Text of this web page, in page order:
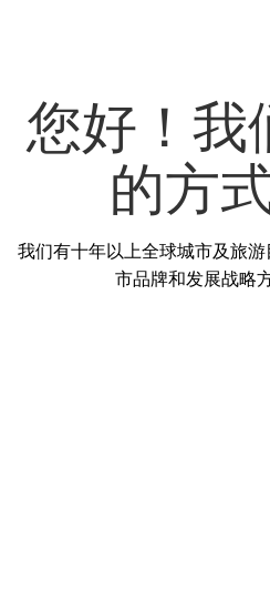
您好！我
的方
我们有十年以上全球城市及旅
市品牌和发展战略